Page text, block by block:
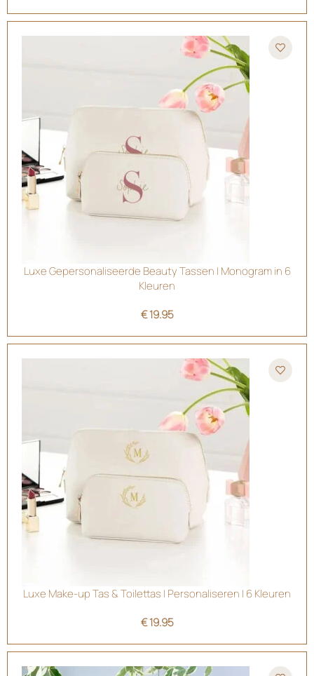
Luxe Gepersonaliseerde Beauty Tassen | Monogram in 6
Kleuren
€19.95
Luxe Make-up Tas & Toilettas | Personaliseren | 6 Kleuren
€19.95